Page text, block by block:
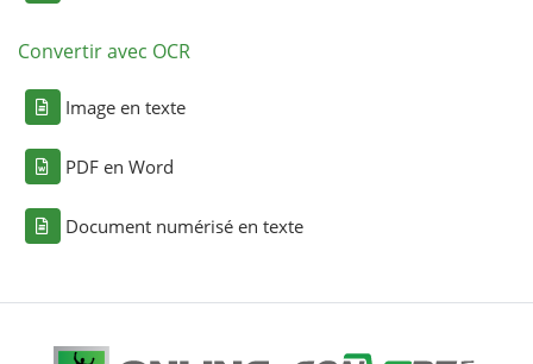
Convertir avec OCR
Image en texte
PDF en Word
Document numérisé en texte